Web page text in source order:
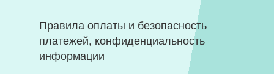
Правила оплаты и безопасность
платежей, конфиденциальность
информации